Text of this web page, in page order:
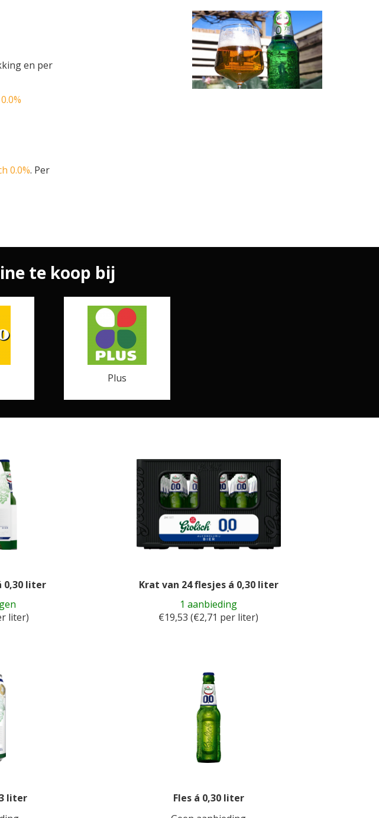
en per
0.0%. Per
te koop bij
Plus
0,30 liter
liter)
Krat van 24 flesjes á 0,30 liter
1 aanbieding
€19,53 (€2,71 per liter)
liter
Fles á 0,30 liter